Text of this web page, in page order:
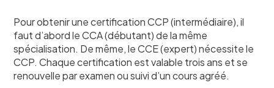
Pour obtenir une certification CCP (intermédiaire), il
faut d’abord le CCA (débutant) de la même
spécialisation. De même, le CCE (expert) nécessite le
CCP. Chaque certification est valable trois ans et se
renouvelle par examen ou suivi d’un cours agréé.